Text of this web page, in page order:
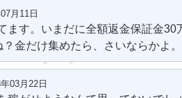
月11日
ます。いまだに全額返金保証金30
金だけ集めたら、さいならかよ
03月22日